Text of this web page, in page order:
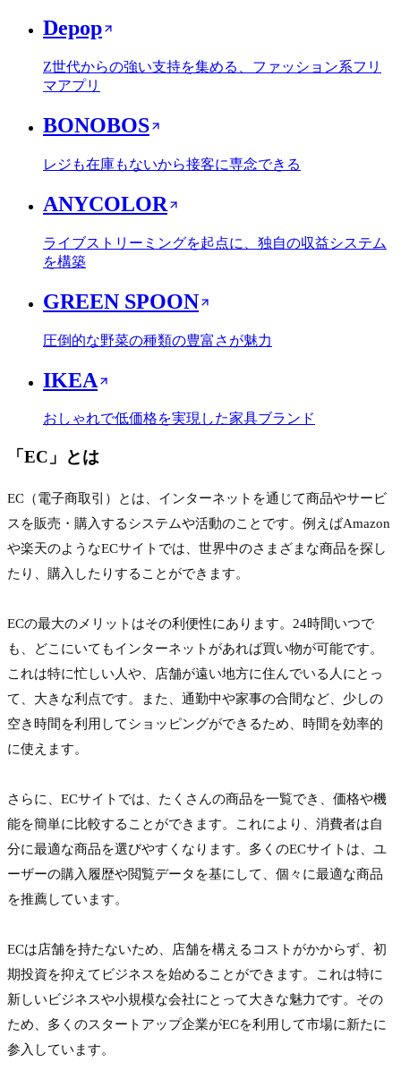
Depop
Z世代からの強い支持を集める、ファッション系フリ
マアプリ
BONOBOS
レジも在庫もないから接客に専念できる
ANYCOLOR
ライブストリーミングを起点に、独自の収益システム
を構築
GREEN SPOON
圧倒的な野菜の種類の豊富さが魅力
IKEA
おしゃれで低価格を実現した家具ブランド
「 EC 」とは
EC（電子商取引）とは、インターネットを通じて商品やサービ
スを販売・購入するシステムや活動のことです。例えばAmazon
や楽天のようなECサイトでは、世界中のさまざまな商品を探し
たり、購入したりすることができます。
ECの最大のメリットはその利便性にあります。24時間いつで
も、どこにいてもインターネットがあれば買い物が可能です。
これは特に忙しい人や、店舗が遠い地方に住んでいる人にとっ
て、大きな利点です。また、通勤中や家事の合間など、少しの
空き時間を利用してショッピングができるため、時間を効率的
に使えます。
さらに、ECサイトでは、たくさんの商品を一覧でき、価格や機
能を簡単に比較することができます。これにより、消費者は自
分に最適な商品を選びやすくなります。多くのECサイトは、ユ
ーザーの購入履歴や閲覧データを基にして、個々に最適な商品
を推薦しています。
ECは店舗を持たないため、店舗を構えるコストがかからず、初
期投資を抑えてビジネスを始めることができます。これは特に
新しいビジネスや小規模な会社にとって大きな魅力です。その
ため、多くのスタートアップ企業がECを利用して市場に新たに
参入しています。